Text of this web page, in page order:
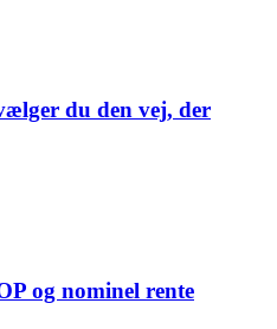
du den vej, der
og nominel rente